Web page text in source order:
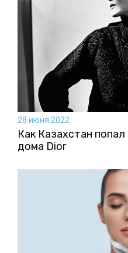
28 июня 2022
Как Казахстан
дома Dior